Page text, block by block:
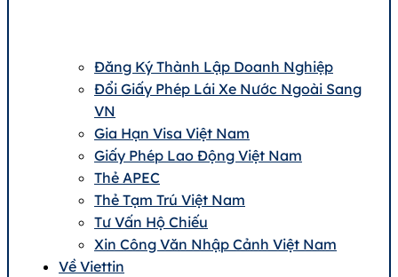
Đăng Ký Thành Lập Doanh Nghiệp
Đổi Giấy Phép Lái Xe Nước Ngoài Sang
VN
Gia Hạn Visa Việt Nam
Giấy Phép Lao Động Việt Nam
Thẻ APEC
Thẻ Tạm Trú Việt Nam
Tư Vấn Hộ Chiếu
Xin Công Văn Nhập Cảnh Việt Nam
Về Viettin